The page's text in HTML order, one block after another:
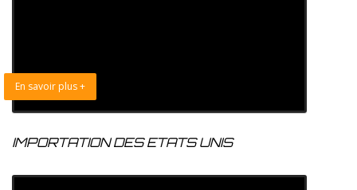
En savoir plus +
IMPORTATION DES ETATS UNIS